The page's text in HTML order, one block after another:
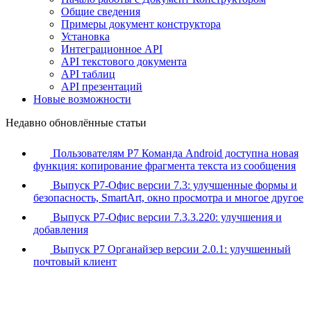
Общие сведения
Примеры документ конструктора
Установка
Интеграционное API
API текстового документа
API таблиц
API презентаций
Новые возможности
Недавно обновлённые статьи
Пользователям Р7 Команда Android доступна новая
функция: копирование фрагмента текста из сообщения
Выпуск Р7-Офис версии 7.3: улучшенные формы и
безопасность, SmartArt, окно просмотра и многое другое
Выпуск Р7-Офис версии 7.3.3.220: улучшения и
добавления
Выпуск Р7 Органайзер версии 2.0.1: улучшенный
почтовый клиент